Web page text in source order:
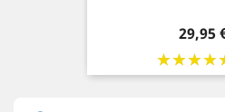
Prix
29,95